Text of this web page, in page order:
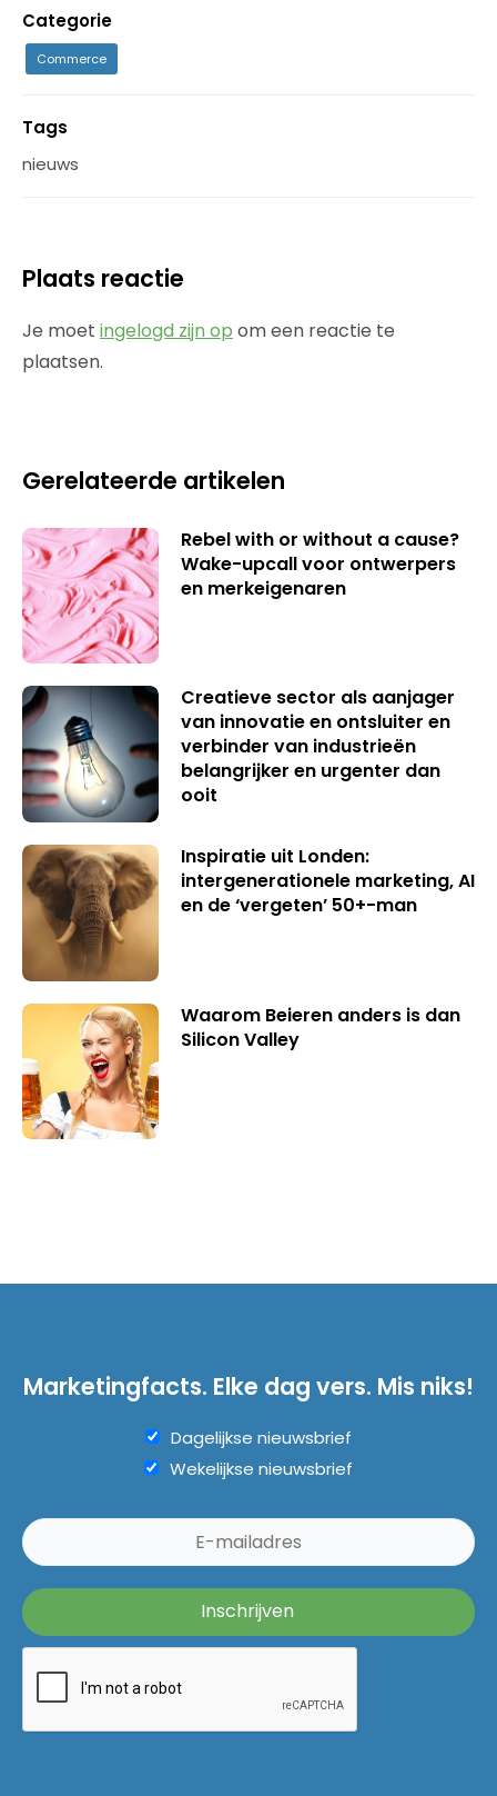
Categorie
Commerce
Tags
nieuws
Plaats reactie
Je moet ingelogd zijn op om een reactie te
plaatsen.
Gerelateerde artikelen
Rebel with or without a cause?
Wake-upcall voor ontwerpers
en merkeigenaren
Creatieve sector als aanjager
van innovatie en ontsluiter en
verbinder van industrieën
belangrijker en urgenter dan
ooit
Inspiratie uit Londen:
intergenerationele marketing, AI
en de ‘vergeten’ 50+-man
Waarom Beieren anders is dan
Silicon Valley
Marketingfacts. Elke dag vers. Mis niks!
Dagelijkse nieuwsbrief
Wekelijkse nieuwsbrief